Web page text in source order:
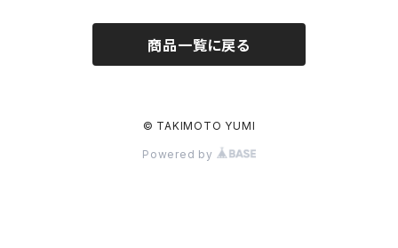
ACRYL STAND
商品一覧に戻る
© TAKIMOTO YUMI
Powered by